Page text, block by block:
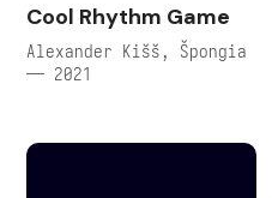
Cool Rhythm Game
Alexander Kišš, Špongia
— 2021